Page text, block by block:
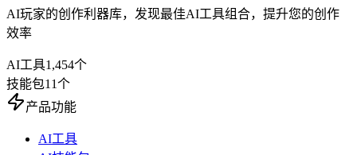
AI玩家的创作利器库，发现最佳AI工具组合，提升您的创作
效率
AI工具1,454个
技能包11个
产品功能
AI工具